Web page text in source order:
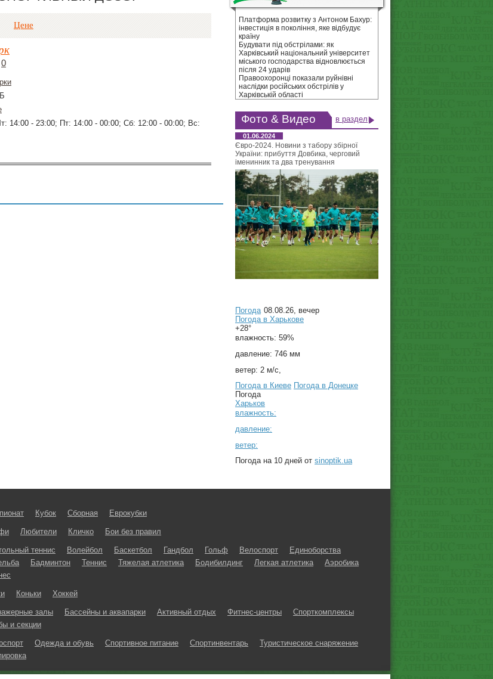
Цене
0
14:00 - 23:00; Пт: 14:00 - 00:00; Сб: 12:00 - 00:00; Вс:
Платформа розвитку з Антоном Бахур:
інвестиція в покоління, яке відбудує
країну
Будувати під обстрілами: як
Харківський національний університет
міського господарства відновлюється
після 24 ударів
Правоохоронці показали руйнівні
наслідки російських обстрілів у
Харківській області
Фото & Видео в раздел
01.06.2024
Євро-2024. Новини з табору збірної
України: прибуття Довбика, черговий
іменинник та два тренування
Погода 08.08.26, вечер
Погода в Харькове
+28°
влажность: 59%
давление: 746 мм
ветер: 2 м/с,
Погода в Киеве Погода в Донецке
Погода
Харьков
влажность:
давление:
ветер:
Погода на 10 дней от sinoptik.ua
Кубок Сборная Еврокубки
Любители Кличко Бои без правил
теннис Волейбол Баскетбол Гандбол Гольф Велоспорт
Единоборства
Бадминтон Теннис Тяжелая атлетика Бодибилдинг Легкая атлетика
Аэробика
Коньки Хоккей
залы Бассейны и аквапарки Активный отдых Фитнес-центры
Спорткомплексы
и секции
Одежда и обувь Спортивное питание Спортинвентарь
Туристическое снаряжение